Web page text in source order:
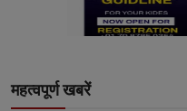
महत्वपूर्ण खबरें